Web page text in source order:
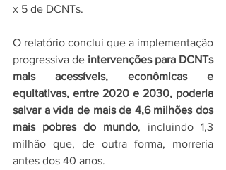
x 5 de DCNTs.
O relatório conclui que a implementação
progressiva de intervenções para DCNTs
mais acessíveis, econômicas e
equitativas, entre 2020 e 2030, poderia
salvar a vida de mais de 4,6 milhões dos
mais pobres do mundo, incluindo 1,3
milhão que, de outra forma, morreria
antes dos 40 anos.